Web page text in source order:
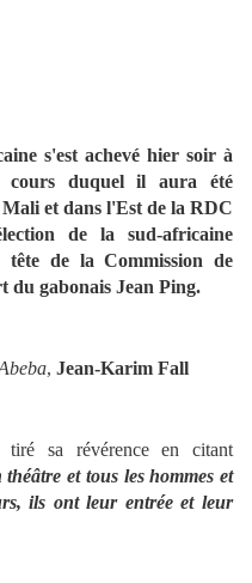
s'est achevé hier soir à
cours duquel il aura été
et dans l'Est de la RDC
de la sud-africaine
de la Commission de
du gabonais Jean Ping.
, Jean-Karim Fall
sa révérence en citant
et tous les hommes et
ils ont leur entrée et leur